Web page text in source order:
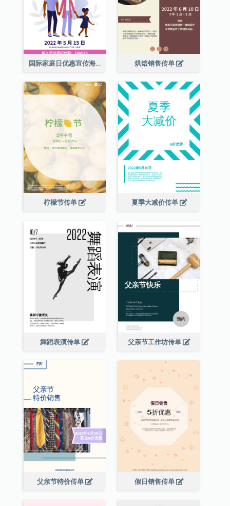
国际家庭日优惠宣传海报 烘焙销售传单
柠檬节传单 夏季大减价传单
舞蹈表演传单 父亲节工作坊传单
父亲节特价传单 假日销售传单